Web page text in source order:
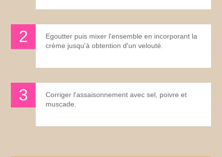
Egoutter puis mixer l'ensemble en incorporant la
crème jusqu'à obtention d'un velouté.
Corriger l'assaisonnement avec sel, poivre et
muscade.